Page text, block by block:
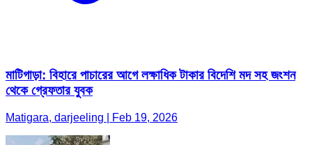
মাটিগাড়া: বিহারে পাচারের আগে লক্ষাধিক টাকার বিদেশি মদ সহ জংশন
থেকে গ্রেফতার যুবক
Matigara, darjeeling | Feb 19, 2026